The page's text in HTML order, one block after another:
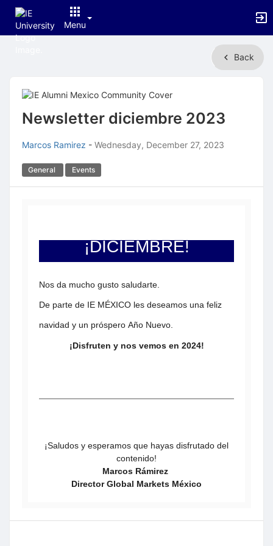
Menu
Content
Back
Newsletter diciembre 2023
Marcos Ramirez - Wednesday, December 27, 2023
General Events
¡DICIEMBRE!
Nos da mucho gusto saludarte.
De parte de IE MÉXICO les deseamos una feliz
navidad y un próspero Año Nuevo.
¡Disfruten y nos vemos en 2024!
¡Saludos y esperamos que hayas disfrutado del
contenido!
Marcos Rámirez
Director Global Markets México